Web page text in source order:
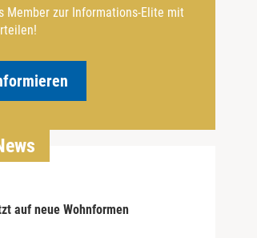
Member zur Informations-Elite mit
auf neue Wohnformen